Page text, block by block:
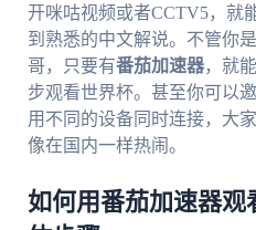
开咪咕视频或者CCTV5，就
到熟悉的中文解说。不管你
哥，只要有番茄加速器，就
步观看世界杯。甚至你可以
用不同的设备同时连接，大
像在国内一样热闹。
如何用番茄加速器观